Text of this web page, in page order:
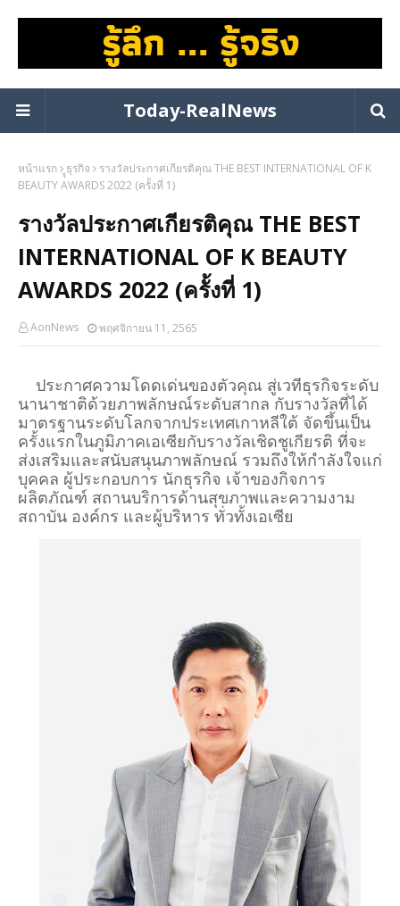
Today-RealNews
หน้าแรก ูุธุรกิจ
รางวัลประกาศเกียรติคุณ THE BEST INTERNATIONAL OF K
BEAUTY AWARDS 2022 (ครั้งที่ 1)
รางวัลประกาศเกียรติคุณ THE BEST
INTERNATIONAL OF K BEAUTY
AWARDS 2022 (ครั้งที่ 1)
AonNews พฤศจิกายน 11, 2565
ประกาศความโดดเด่นของตัวคุณ สู่เวทีธุรกิจระดับ
นานาชาติด้วยภาพลักษณ์ระดับสากล กับรางวัลที่ได้
มาตรฐานระดับโลกจากประเทศเกาหลีใต้ จัดขึ้นเป็น
ครั้งแรกในภูมิภาคเอเซียกับรางวัลเชิดชูเกียรติ ที่จะ
ส่งเสริมและสนับสนุนภาพลักษณ์ รวมถึงให้กำลังใจแก่
บุคคล ผู้ประกอบการ นักธุรกิจ เจ้าของกิจการ
ผลิตภัณฑ์ สถานบริการด้านสุขภาพและความงาม
สถาบัน องค์กร และผู้บริหาร ทั่วทั้งเอเซีย